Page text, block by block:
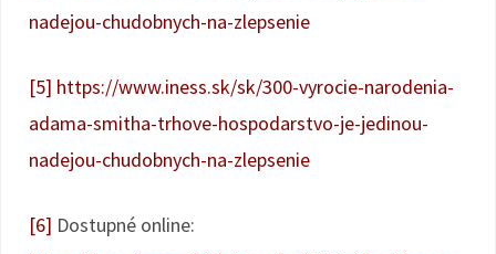
nadejou-chudobnych-na-zlepsenie
[5] https://www.iness.sk/sk/300-vyrocie-narodenia-
adama-smitha-trhove-hospodarstvo-je-jedinou-
nadejou-chudobnych-na-zlepsenie
[6] Dostupné online: